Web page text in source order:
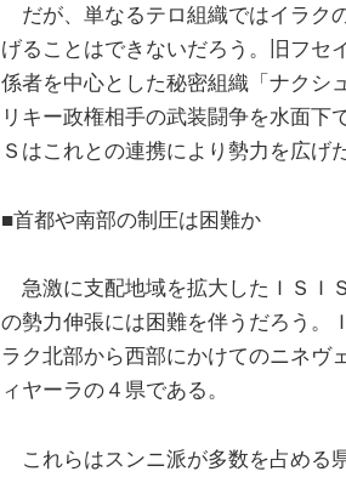
だが、単なるテロ組織ではイラク
げることはできないだろう。旧フセ
係者を中心とした秘密組織「ナクシ
リキー政権相手の武装闘争を水面下
Ｓはこれとの連携により勢力を広げ
■首都や南部の制圧は困難か
急激に支配地域を拡大したＩＳＩ
の勢力伸張には困難を伴うだろう。
ラク北部から西部にかけてのニネヴ
ィヤーラの４県である。
これらはスンニ派が多数を占める